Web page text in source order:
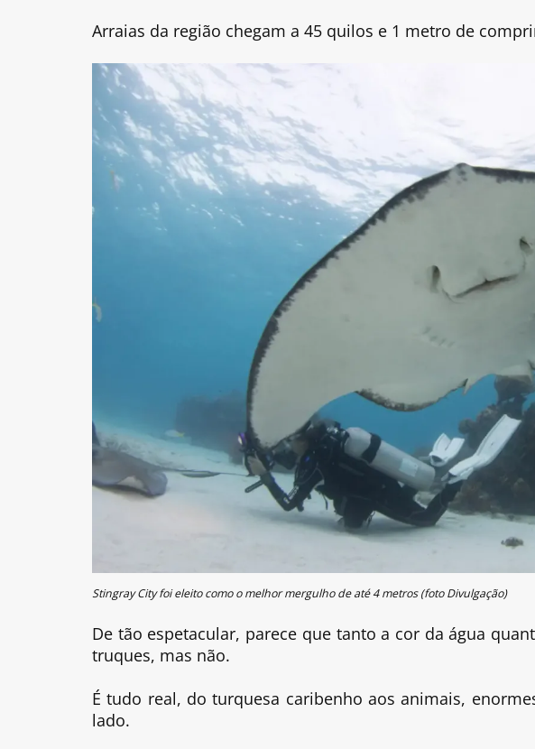
Arraias da região chegam a 45 quilos e 1 metro de
Stingray City foi eleito como o melhor mergulho de até 4 metros (foto Divulgação)
De tão espetacular, parece que tanto a cor da água
truques, mas não.
É tudo real, do turquesa caribenho aos animais,
lado.